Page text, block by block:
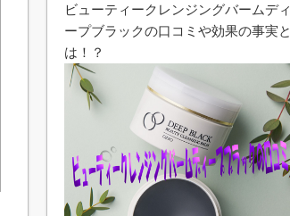
ビューティークレンジングバームディ
ープブラックの口コミや効果の事実と
は！？